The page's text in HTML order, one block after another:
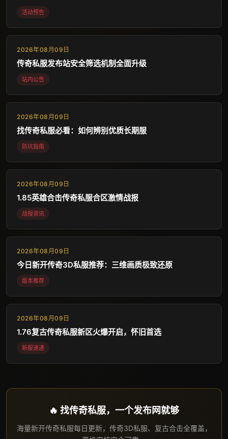
活动预告
2026年08月09日
传奇私服发布站安全筛选机制全面升级
站内公告
2026年08月09日
找传奇私服必看：如何辨别优质长期服
防坑指南
2026年08月09日
1.85英雄合击传奇私服合区激情战报
战报资讯
2026年08月09日
今日新开传奇3D私服推荐：三维画质极致还原
版本推荐
2026年08月09日
1.76复古传奇私服新区火爆开启，怀旧首选
新服速递
🔥 找传奇私服，一个发布网就够
海量新开传奇私服每日更新，传奇3D私服、复古合击全覆盖，